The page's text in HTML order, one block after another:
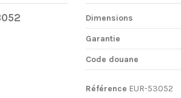
Dimensions
Garantie
Code douane
Référence EUR-53052